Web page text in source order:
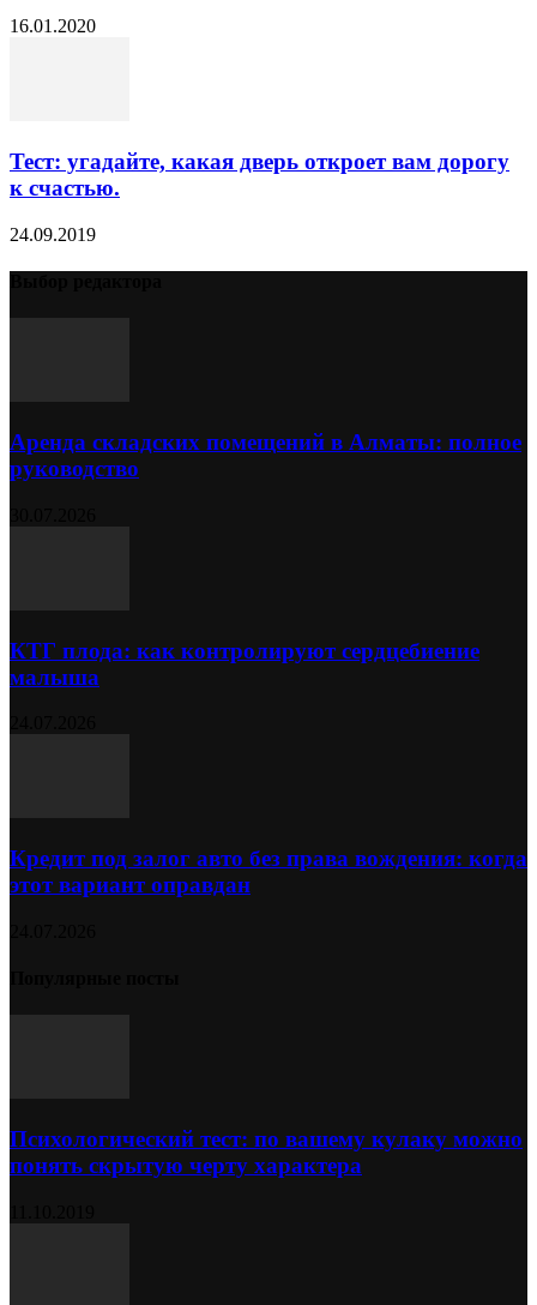
16.01.2020
Тест: угадайте, какая дверь откроет вам дорогу
к счастью.
24.09.2019
Аренда складских помещений в Алматы: полное
руководство
КТГ плода: как контролируют сердцебиение
малыша
Кредит под залог авто без права вождения: когда
этот вариант оправдан
Психологический тест: по вашему кулаку можно
понять скрытую черту характера